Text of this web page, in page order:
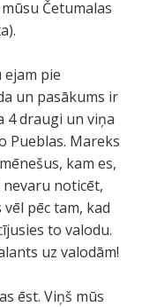
Četumalas
pie
un pasākums ir
4 draugi un viņa
Pueblas. Mareks
kam es,
noticēt,
pēc tam, kad
to valodu.
uz valodām!
ēst. Viņš mūs